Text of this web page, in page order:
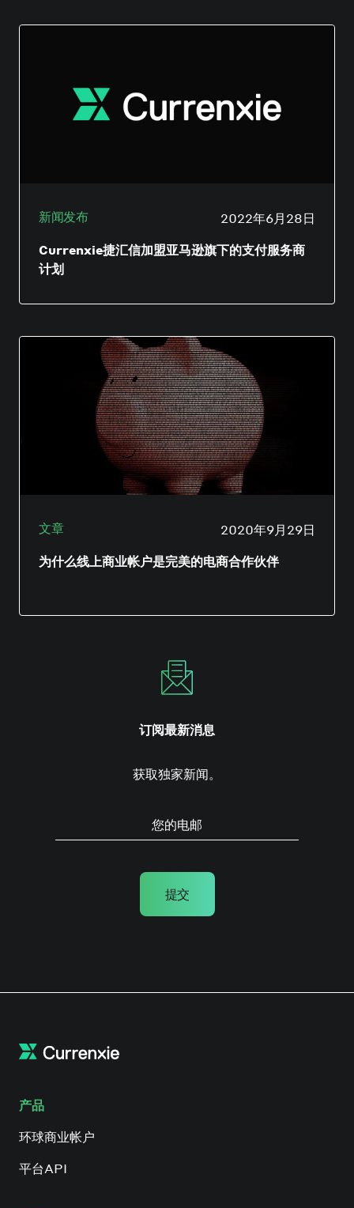
新闻发布
2022年6月28日
Currenxie捷汇信加盟亚马逊旗下的支付服务商
计划
新冠肺炎疫的情爆发，从根本上改变了电子商务
的方式呈爆炸式增长，使越来越多线上卖家迫不
及待要满足这一庞大需求。作为致力于以安全可
靠的方式为其卖家提供的量身定制服务的一部
分，亚马逊推出了支付服务商计划（或称「PSP
计划」），让卖家选择及使用经过亚马逊审核和
预先批准的支付服务商。参与计划的商户必须首
先达到亚马逊的风险管理和法规要求，以降低诈
骗和系统滥用的可能性。
文章
2020年9月29日
为什么线上商业帐户是完美的电商合作伙伴
战。传统银行往往速度慢，客户服务参差，而且
订阅最新消息
获取独家新闻。
提交
产品
环球商业帐户
平台API